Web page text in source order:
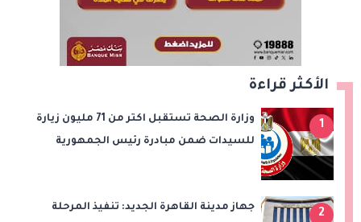
الأكثر قراءة
1
وزارة الصحة تستقبل اكتر من 71 مليون زيارة
للسيدات ضمن مبادرة رئيس الجمهورية
2
جهاز مدينة القاهرة الجديد: تنفيذ المرحلة